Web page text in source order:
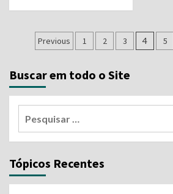
Navegação
posts
Previous 1 2 3 4 5
Buscar em todo o Site
Tópicos Recentes